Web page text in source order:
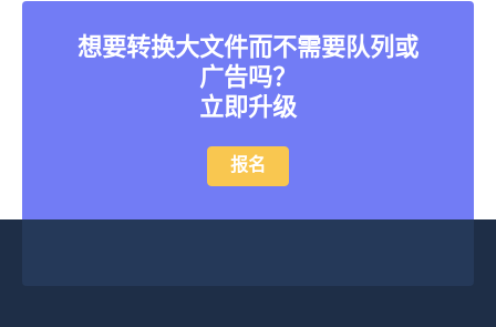
想要转换大文件而不需要队列或
广告吗？
立即升级
报名